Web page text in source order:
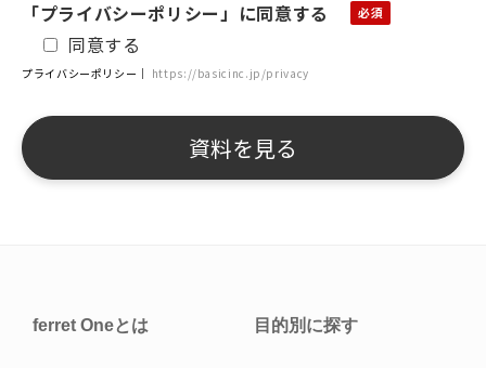
「プライバシーポリシー」に同意する
同意する
プライバシーポリシー｜ https://basicinc.jp/privacy
ferret Oneとは 目的別に探す